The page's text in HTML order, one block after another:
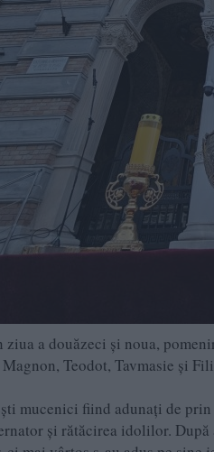
ziua a douăzeci şi noua,
Teodot, Tavmasie şi
mucenici fiind adunaţi de
şi rătăcirea idolilor.